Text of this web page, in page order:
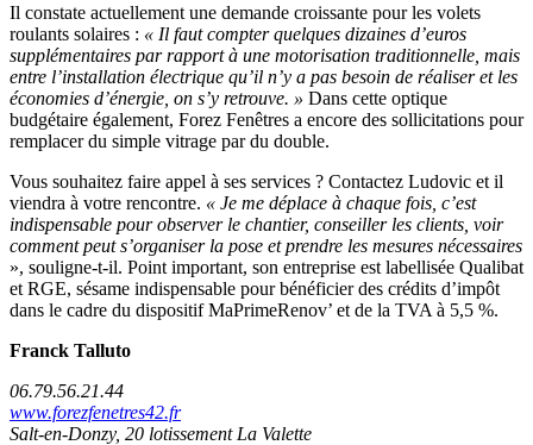
Il constate actuellement une demande croissante pour les volets
roulants solaires : « Il faut compter quelques dizaines d’euros
supplémentaires par rapport à une motorisation traditionnelle, mais
entre l’installation électrique qu’il n’y a pas besoin de réaliser et les
économies d’énergie, on s’y retrouve. » Dans cette optique
budgétaire également, Forez Fenêtres a encore des sollicitations pour
remplacer du simple vitrage par du double.
Vous souhaitez faire appel à ses services ? Contactez Ludovic et il
viendra à votre rencontre. « Je me déplace à chaque fois, c’est
indispensable pour observer le chantier, conseiller les clients, voir
comment peut s’organiser la pose et prendre les mesures nécessaires
», souligne-t-il. Point important, son entreprise est labellisée Qualibat
et RGE, sésame indispensable pour bénéficier des crédits d’impôt
dans le cadre du dispositif MaPrimeRenov’ et de la TVA à 5,5 %.
Franck Talluto
06.79.56.21.44
www.forezfenetres42.fr
Salt-en-Donzy, 20 lotissement La Valette